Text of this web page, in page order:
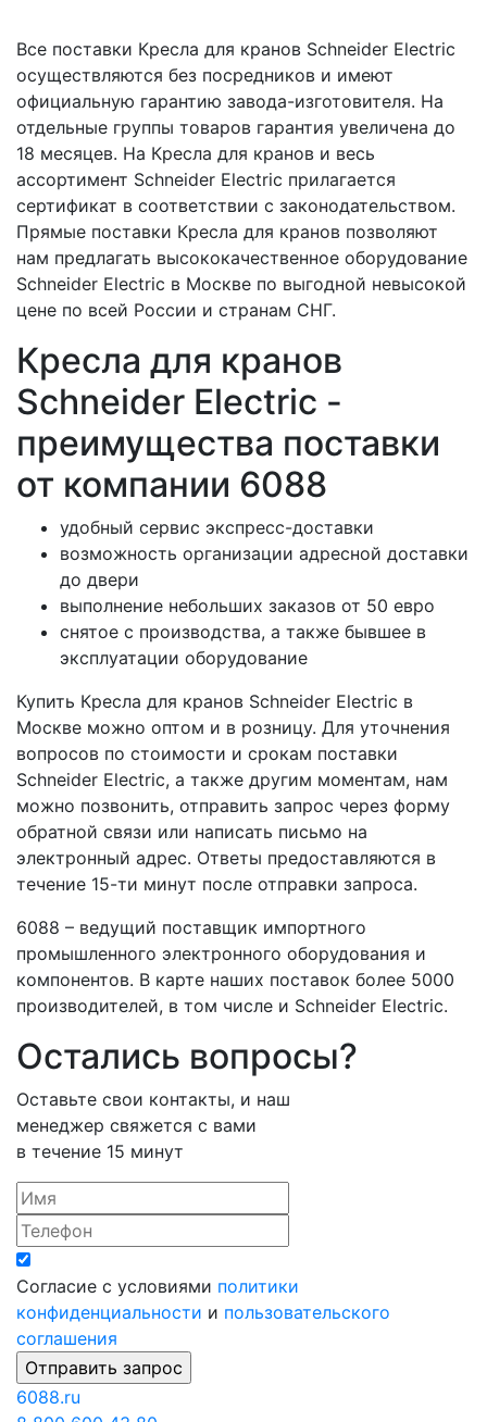
Все поставки Кресла для кранов Schneider Electric
осуществляются без посредников и имеют
официальную гарантию завода-изготовителя. На
отдельные группы товаров гарантия увеличена до
18 месяцев. На Кресла для кранов и весь
ассортимент Schneider Electric прилагается
сертификат в соответствии с законодательством.
Прямые поставки Кресла для кранов позволяют
нам предлагать высококачественное оборудование
Schneider Electric в Москве по выгодной невысокой
цене по всей России и странам СНГ.
Кресла для кранов
Schneider Electric -
преимущества поставки
от компании 6088
удобный сервис экспресс-доставки
возможность организации адресной доставки
до двери
выполнение небольших заказов от 50 евро
снятое с производства, а также бывшее в
эксплуатации оборудование
Купить Кресла для кранов Schneider Electric в
Москве можно оптом и в розницу. Для уточнения
вопросов по стоимости и срокам поставки
Schneider Electric, а также другим моментам, нам
можно позвонить, отправить запрос через форму
обратной связи или написать письмо на
электронный адрес. Ответы предоставляются в
течение 15-ти минут после отправки запроса.
6088 – ведущий поставщик импортного
промышленного электронного оборудования и
компонентов. В карте наших поставок более 5000
производителей, в том числе и Schneider Electric.
Остались вопросы?
Оставьте свои контакты, и наш
менеджер свяжется с вами
в течение 15 минут
Согласие с условиями политики
конфиденциальности и пользовательского
соглашения
6088.ru